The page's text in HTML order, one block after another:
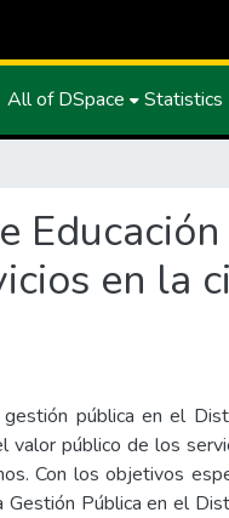
All of DSpace Statistics
en la
pública en el
valor público de los
Con los objetivos
Pública en el